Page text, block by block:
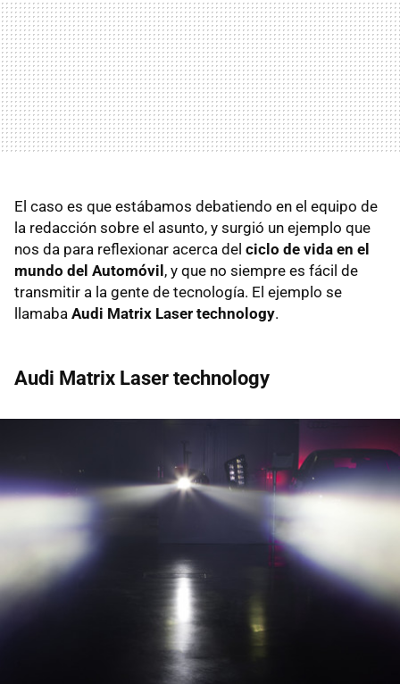
El caso es que estábamos debatiendo en el equipo de
la redacción sobre el asunto, y surgió un ejemplo que
nos da para reflexionar acerca del ciclo de vida en el
mundo del Automóvil, y que no siempre es fácil de
transmitir a la gente de tecnología. El ejemplo se
llamaba Audi Matrix Laser technology.
Audi Matrix Laser technology